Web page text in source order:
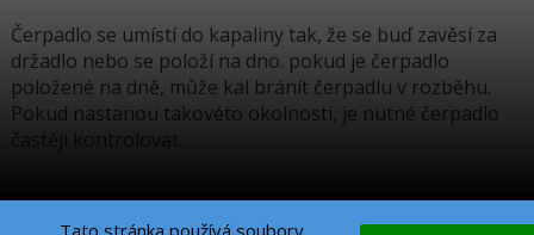
Čerpadlo se umístí do kapaliny tak, že se buď zavěsí za
držadlo nebo se položí na dno. pokud je čerpadlo
položené na dně, může kal bránít čerpadlu v rozběhu.
Pokud nastanou takovéto okolnosti, je nutné čerpadlo
častěji kontrolovat.
Tato stránka používá soubory